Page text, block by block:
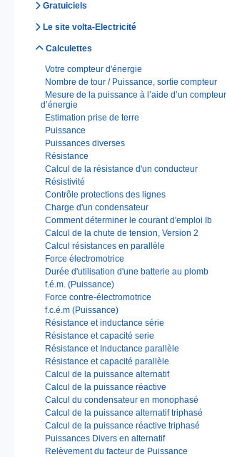
Gratuiciels
Le site volta-Electricité
Calculettes
Votre compteur d'énergie
Nombre de tour / Puissance, sortie compteur
Mesure de la puissance à l’aide d’un compteur
d’énergie
Estimation prise de terre
Puissance
Puissances diverses
Résistance
Calcul de la résistance d'un conducteur
Résistivité
Contrôle protections des lignes
Charge d'un condensateur
Comment déterminer le courant d'emploi Ib
Calcul de la chute de tension, Version 2
Calcul résistances en parallèle
Force électromotrice
Durée d'utilisation d'une batterie au plomb
f.é.m. (Puissance)
Force contre-électromotrice
f.c.é.m (Puissance)
Résistance et inductance série
Résistance et capacité serie
Résistance et Inductance parallèle
Résistance et capacité parallèle
Calcul de la puissance alternatif
Calcul de la puissance réactive
Calcul du condensateur en monophasé
Calcul de la puissance alternatif triphasé
Calcul de la puissance réactive triphasé
Puissances Divers en alternatif
Relèvement du facteur de Puissance